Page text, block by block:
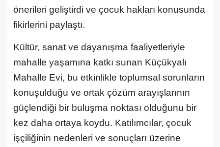
önerileri geliştirdi ve çocuk hakları konusunda
fikirlerini paylaştı.
Kültür, sanat ve dayanışma faaliyetleriyle
mahalle yaşamına katkı sunan Küçükyalı
Mahalle Evi, bu etkinlikle toplumsal sorunların
konuşulduğu ve ortak çözüm arayışlarının
güçlendiği bir buluşma noktası olduğunu bir
kez daha ortaya koydu. Katılımcılar, çocuk
işçiliğinin nedenleri ve sonuçları üzerine